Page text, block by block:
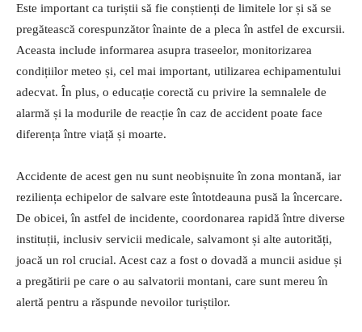
Este important ca turiștii să fie conștienți de limitele lor și să se
pregătească corespunzător înainte de a pleca în astfel de excursii.
Aceasta include informarea asupra traseelor, monitorizarea
condițiilor meteo și, cel mai important, utilizarea echipamentului
adecvat. În plus, o educație corectă cu privire la semnalele de
alarmă și la modurile de reacție în caz de accident poate face
diferența între viață și moarte.
Accidente de acest gen nu sunt neobișnuite în zona montană, iar
reziliența echipelor de salvare este întotdeauna pusă la încercare.
De obicei, în astfel de incidente, coordonarea rapidă între diverse
instituții, inclusiv servicii medicale, salvamont și alte autorități,
joacă un rol crucial. Acest caz a fost o dovadă a muncii asidue și
a pregătirii pe care o au salvatorii montani, care sunt mereu în
alertă pentru a răspunde nevoilor turiștilor.